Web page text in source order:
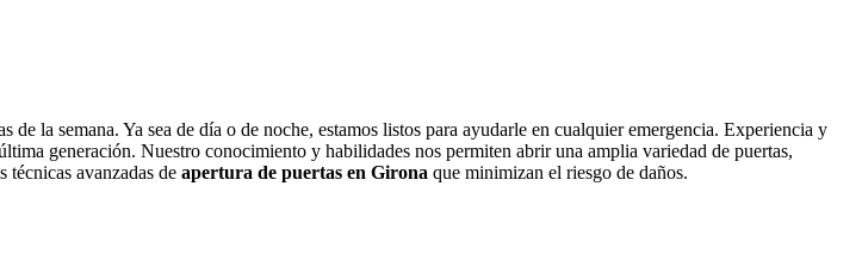
la semana. Ya sea de día o de noche, estamos listos para ayudarle en cualquier emergencia. Experiencia y
generación. Nuestro conocimiento y habilidades nos permiten abrir una amplia variedad de puertas,
avanzadas de apertura de puertas en Girona que minimizan el riesgo de daños.